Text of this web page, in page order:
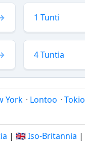
1 Tunti
4 Tuntia
York · Lontoo · Tokio
| 🇬🇧 Iso-Britannia |